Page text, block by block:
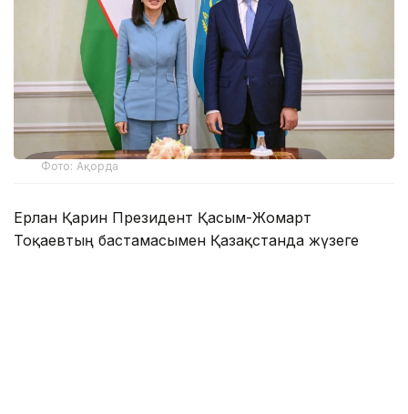
Фото: Ақорда
Ерлан Қарин Президент Қасым-Жомарт
Тоқаевтың бастамасымен Қазақстанда жүзеге